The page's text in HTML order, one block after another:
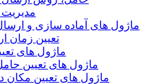
مدیریت
ماژول های آماده سازی و
تعیین زمان
ماژول های
ماژول های تعیین
ماژول های تعیین مکان